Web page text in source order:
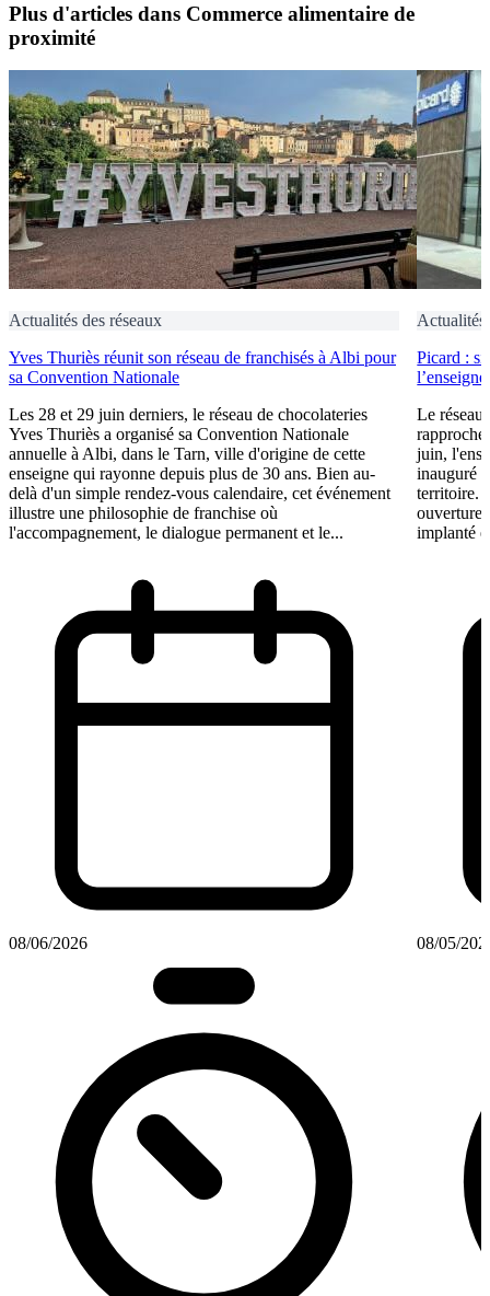
Plus d'articles dans Commerce alimentaire de
proximité
Actualités des réseaux
Yves Thuriès réunit son réseau de franchisés à Albi pour
sa Convention Nationale
Les 28 et 29 juin derniers, le réseau de chocolateries
Yves Thuriès a organisé sa Convention Nationale
annuelle à Albi, dans le Tarn, ville d'origine de cette
enseigne qui rayonne depuis plus de 30 ans. Bien au-
delà d'un simple rendez-vous calendaire, cet événement
illustre une philosophie de franchise où
l'accompagnement, le dialogue permanent et le...
08/06/2026
Actualités
Picard :
Le réseau
rapproche
juin,
inauguré
territoire.
implanté
08/05/